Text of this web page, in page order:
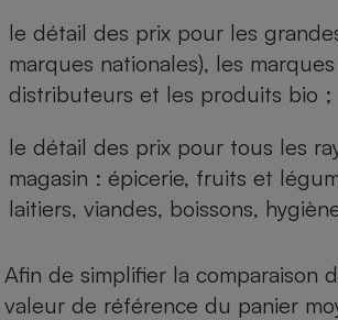
le détail des prix pour les
marques nationales), les
distributeurs et les produits bio ;
le détail des prix pour tous les
magasin : épicerie, fruits et
laitiers, viandes, boissons,
Afin de simplifier la comparaison
valeur de référence du panier